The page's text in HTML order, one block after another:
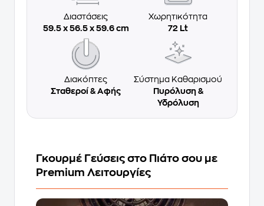
Διαστάσεις
59.5 x 56.5 x 59.6 cm
Χωρητικότητα
72 Lt
Διακόπτες
Σταθεροί & Αφής
Σύστημα Καθαρισμού
Πυρόλυση &
Υδρόλυση
Γκουρμέ Γεύσεις στο Πιάτο σου με
Premium Λειτουργίες